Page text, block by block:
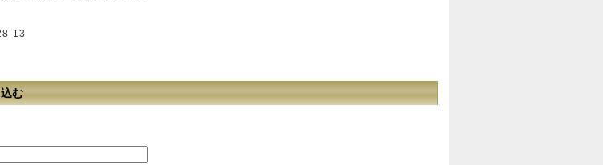
13
む